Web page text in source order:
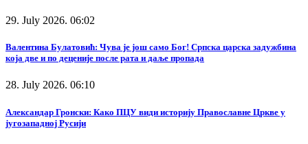
29. July 2026. 06:02
Валентина Булатовић: Чува је још само Бог! Српска царска задужбина
која две и по деценије после рата и даље пропада
28. July 2026. 06:10
Александар Гронски: Како ПЦУ види историју Православне Цркве у
југозападној Русији